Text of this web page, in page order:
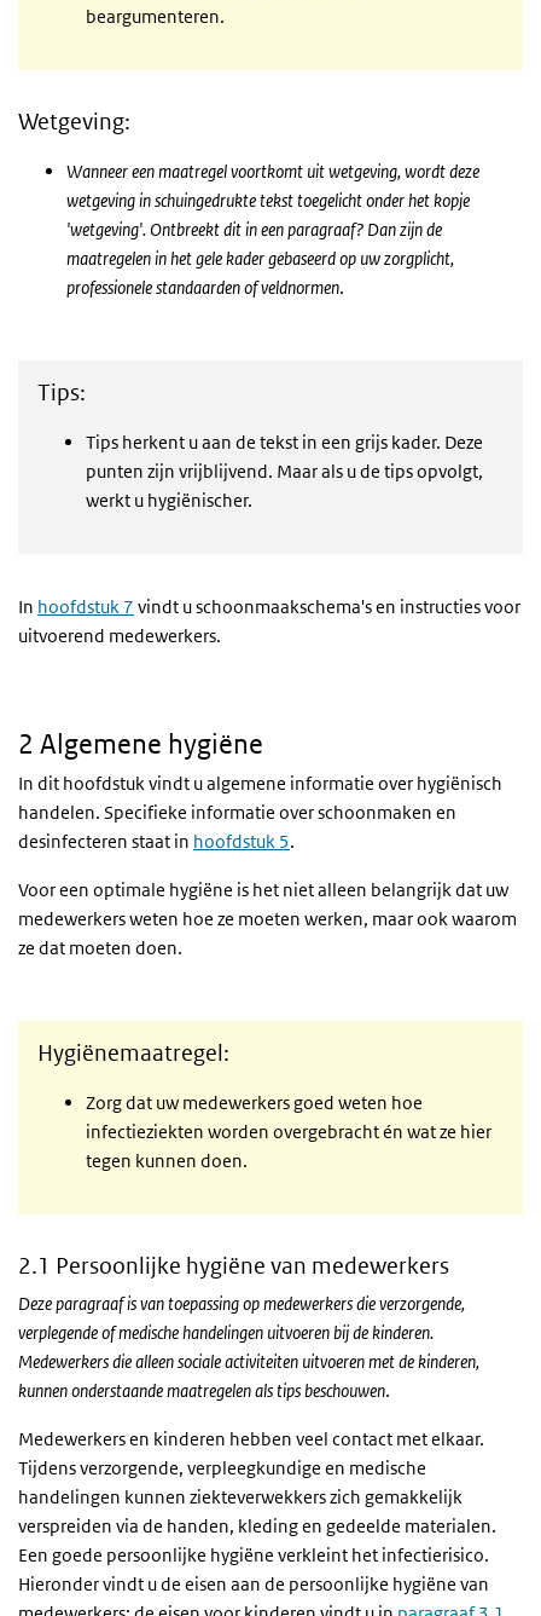
beargumenteren.
Wetgeving:
Wanneer een maatregel voortkomt uit wetgeving, wordt deze
wetgeving in schuingedrukte tekst toegelicht onder het kopje
'wetgeving'. Ontbreekt dit in een paragraaf? Dan zijn de
maatregelen in het gele kader gebaseerd op uw zorgplicht,
professionele standaarden of veldnormen.
Tips:
Tips herkent u aan de tekst in een grijs kader. Deze
punten zijn vrijblijvend. Maar als u de tips opvolgt,
werkt u hygiënischer.
In hoofdstuk 7 vindt u schoonmaakschema's en instructies voor
uitvoerend medewerkers.
2 Algemene hygiëne
In dit hoofdstuk vindt u algemene informatie over hygiënisch
handelen. Specifieke informatie over schoonmaken en
desinfecteren staat in hoofdstuk 5.
Voor een optimale hygiëne is het niet alleen belangrijk dat uw
medewerkers weten hoe ze moeten werken, maar ook waarom
ze dat moeten doen.
Hygiënemaatregel:
Zorg dat uw medewerkers goed weten hoe
infectieziekten worden overgebracht én wat ze hier
tegen kunnen doen.
2.1 Persoonlijke hygiëne van medewerkers
Deze paragraaf is van toepassing op medewerkers die verzorgende,
verplegende of medische handelingen uitvoeren bij de kinderen.
Medewerkers die alleen sociale activiteiten uitvoeren met de kinderen,
kunnen onderstaande maatregelen als tips beschouwen.
Medewerkers en kinderen hebben veel contact met elkaar.
Tijdens verzorgende, verpleegkundige en medische
handelingen kunnen ziekteverwekkers zich gemakkelijk
verspreiden via de handen, kleding en gedeelde materialen.
Een goede persoonlijke hygiëne verkleint het infectierisico.
Hieronder vindt u de eisen aan de persoonlijke hygiëne van